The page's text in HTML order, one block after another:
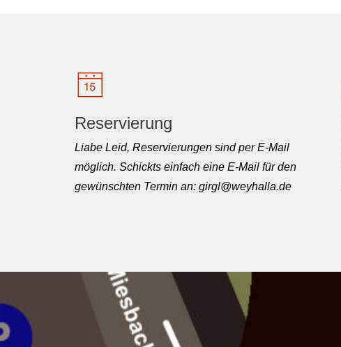
Reservierung
Liabe Leid, Reservierungen sind per E-Mail
möglich. Schickts einfach eine E-Mail für den
gewünschten Termin an: girgl@weyhalla.de